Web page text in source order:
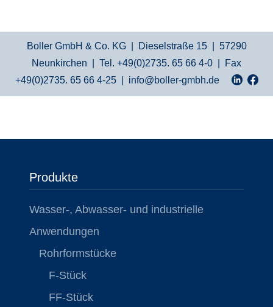
Boller GmbH & Co. KG | Dieselstraße 15 | 57290
Neunkirchen | Tel. +49(0)2735. 65 66 4-0 | Fax
+49(0)2735. 65 66 4-25 | info@boller-gmbh.de
Produkte
Wasser-, Abwasser- und industrielle
Anwendungen
Rohrformstücke
F-Stück
FF-Stück